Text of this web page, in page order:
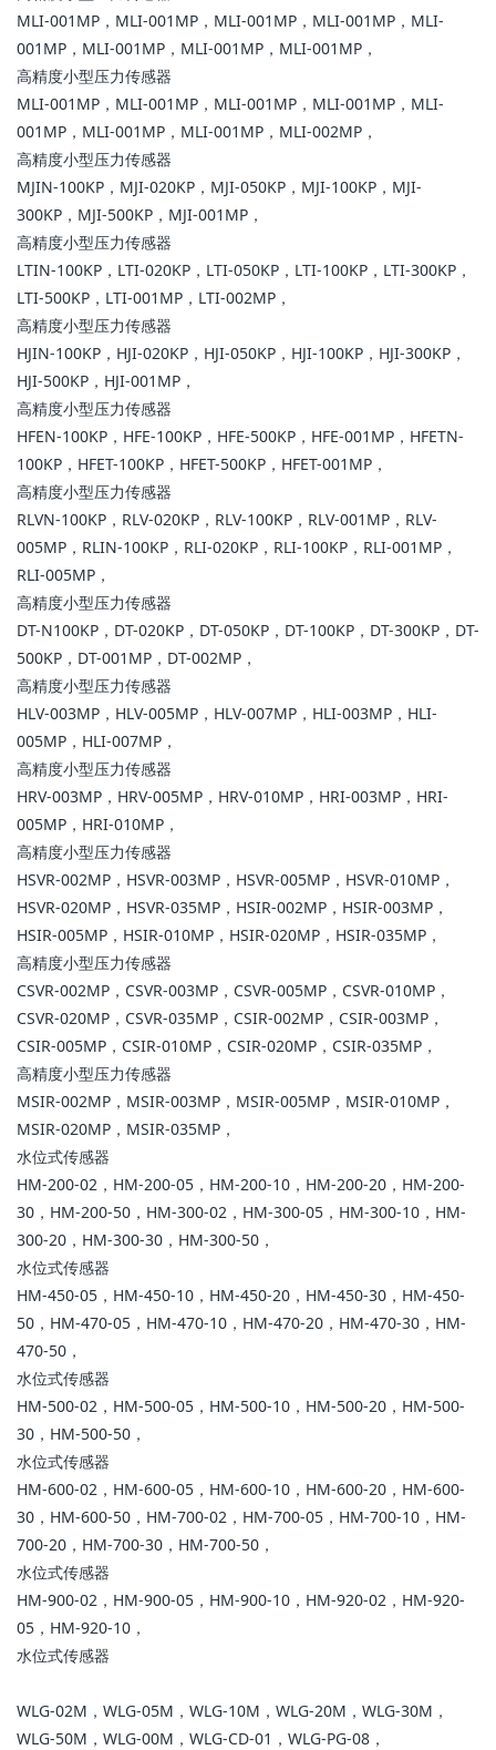
MLI-001MP，MLI-001MP，MLI-001MP，MLI-001MP，MLI-
001MP，MLI-001MP，MLI-001MP，MLI-001MP，
高精度小型压力传感器
MLI-001MP，MLI-001MP，MLI-001MP，MLI-001MP，MLI-
001MP，MLI-001MP，MLI-001MP，MLI-002MP，
高精度小型压力传感器
MJIN-100KP，MJI-020KP，MJI-050KP，MJI-100KP，MJI-
300KP，MJI-500KP，MJI-001MP，
高精度小型压力传感器
LTIN-100KP，LTI-020KP，LTI-050KP，LTI-100KP，LTI-300KP，
LTI-500KP，LTI-001MP，LTI-002MP，
高精度小型压力传感器
HJIN-100KP，HJI-020KP，HJI-050KP，HJI-100KP，HJI-300KP，
HJI-500KP，HJI-001MP，
高精度小型压力传感器
HFEN-100KP，HFE-100KP，HFE-500KP，HFE-001MP，HFETN-
100KP，HFET-100KP，HFET-500KP，HFET-001MP，
高精度小型压力传感器
RLVN-100KP，RLV-020KP，RLV-100KP，RLV-001MP，RLV-
005MP，RLIN-100KP，RLI-020KP，RLI-100KP，RLI-001MP，
RLI-005MP，
高精度小型压力传感器
DT-N100KP，DT-020KP，DT-050KP，DT-100KP，DT-300KP，DT-
500KP，DT-001MP，DT-002MP，
高精度小型压力传感器
HLV-003MP，HLV-005MP，HLV-007MP，HLI-003MP，HLI-
005MP，HLI-007MP，
高精度小型压力传感器
HRV-003MP，HRV-005MP，HRV-010MP，HRI-003MP，HRI-
005MP，HRI-010MP，
高精度小型压力传感器
HSVR-002MP，HSVR-003MP，HSVR-005MP，HSVR-010MP，
HSVR-020MP，HSVR-035MP，HSIR-002MP，HSIR-003MP，
HSIR-005MP，HSIR-010MP，HSIR-020MP，HSIR-035MP，
高精度小型压力传感器
CSVR-002MP，CSVR-003MP，CSVR-005MP，CSVR-010MP，
CSVR-020MP，CSVR-035MP，CSIR-002MP，CSIR-003MP，
CSIR-005MP，CSIR-010MP，CSIR-020MP，CSIR-035MP，
高精度小型压力传感器
MSIR-002MP，MSIR-003MP，MSIR-005MP，MSIR-010MP，
MSIR-020MP，MSIR-035MP，
水位式传感器
HM-200-02，HM-200-05，HM-200-10，HM-200-20，HM-200-
30，HM-200-50，HM-300-02，HM-300-05，HM-300-10，HM-
300-20，HM-300-30，HM-300-50，
水位式传感器
HM-450-05，HM-450-10，HM-450-20，HM-450-30，HM-450-
50，HM-470-05，HM-470-10，HM-470-20，HM-470-30，HM-
470-50，
水位式传感器
HM-500-02，HM-500-05，HM-500-10，HM-500-20，HM-500-
30，HM-500-50，
水位式传感器
HM-600-02，HM-600-05，HM-600-10，HM-600-20，HM-600-
30，HM-600-50，HM-700-02，HM-700-05，HM-700-10，HM-
700-20，HM-700-30，HM-700-50，
水位式传感器
HM-900-02，HM-900-05，HM-900-10，HM-920-02，HM-920-
05，HM-920-10，
水位式传感器
WLG-02M，WLG-05M，WLG-10M，WLG-20M，WLG-30M，
WLG-50M，WLG-00M，WLG-CD-01，WLG-PG-08，